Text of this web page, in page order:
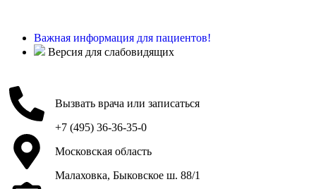
Важная информация для пациентов!
Версия для слабовидящих
Вызвать врача или записаться
+7 (495) 36-36-35-0
Московская область
Малаховка, Быковское ш. 88/1